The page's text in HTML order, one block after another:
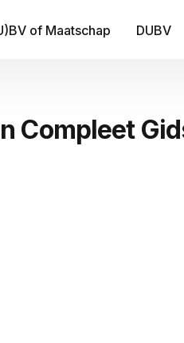
of Maatschap DUBV
Compleet